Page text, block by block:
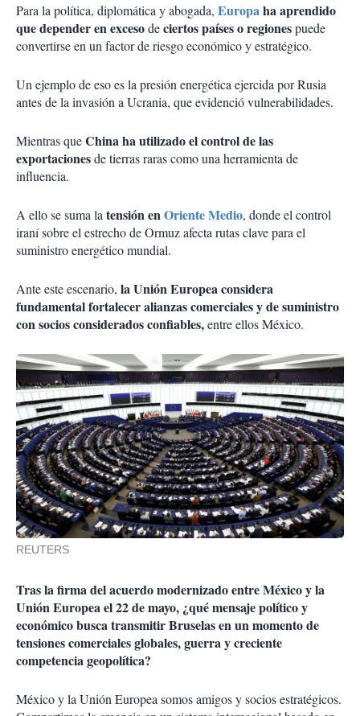
Para la política, diplomática y abogada, Europaha aprendido
que depender en excesodeciertos países o regionespuede
convertirse en un factor de riesgo económico y estratégico.
Un ejemplo de eso es la presión energética ejercida por Rusia
antes de la invasión a Ucrania, que evidenció vulnerabilidades.
Mientras queChina ha utilizado el control de las
exportacionesde tierras raras como una herramienta de
influencia.
A ello se suma latensión enOriente Medio, donde el control
iraní sobre el estrecho de Ormuz afecta rutas clave para el
suministro energético mundial.
Ante este escenario, la Unión Europea considera
fundamental fortalecer alianzas comerciales y de suministro
con socios considerados confiables,entre ellos México.
REUTERS
Tras la firma del acuerdo modernizado entre México y la
Unión Europea el 22 de mayo, ¿qué mensaje político y
económico busca transmitir Bruselas en un momento de
tensiones comerciales globales, guerra y creciente
competencia geopolítica?
México y la Unión Europea somos amigos y socios estratégicos.